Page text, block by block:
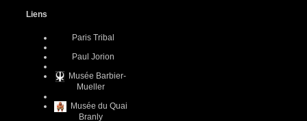
Liens
Paris Tribal
Paul Jorion
Musée Barbier-
Mueller
Musée du Quai
Branly